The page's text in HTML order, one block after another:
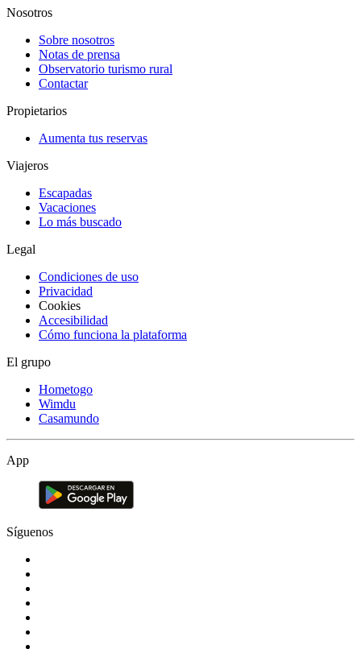
Nosotros
Sobre nosotros
Notas de prensa
Observatorio turismo rural
Contactar
Propietarios
Aumenta tus reservas
Viajeros
Escapadas
Vacaciones
Lo más buscado
Legal
Condiciones de uso
Privacidad
Cookies
Accesibilidad
Cómo funciona la plataforma
El grupo
Hometogo
Wimdu
Casamundo
App
Síguenos